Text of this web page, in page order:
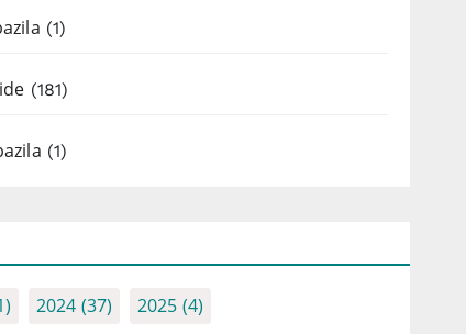
(1)
(181)
(1)
2024 (37) 2025 (4)